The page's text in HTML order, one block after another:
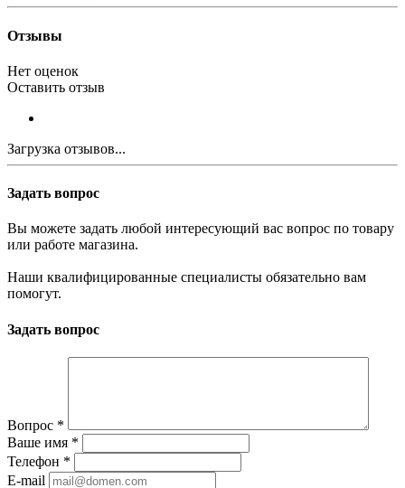
Отзывы
Нет оценок
Оставить отзыв
Загрузка отзывов...
Задать вопрос
Вы можете задать любой интересующий вас вопрос по товару
или работе магазина.
Наши квалифицированные специалисты обязательно вам
помогут.
Задать вопрос
Вопрос *
Ваше имя *
Телефон *
E-mail